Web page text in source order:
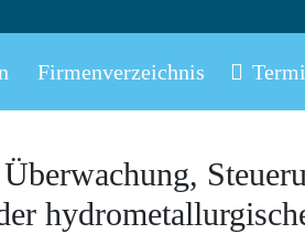
Firmenverzeichnis